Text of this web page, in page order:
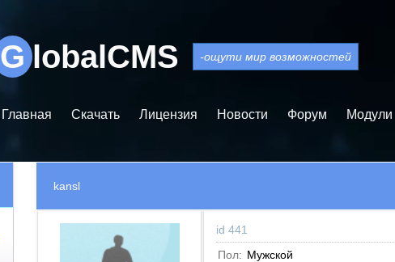
G lobalCMS -ощути мир возможностей
Главная Скачать Лицензия Новости Форум Модули
kansl
id 441
Пол: Мужской